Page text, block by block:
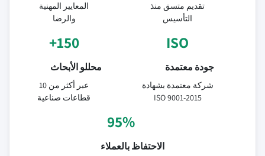
تقديم متسق منذ
التأسيس
المعايير المهنية
والرضا
ISO
جودة معتمدة
شركة معتمدة بشهادة
ISO 9001-2015
150+
محللو الأبحاث
عبر أكثر من 10
قطاعات صناعية
95%
الاحتفاظ بالعملاء